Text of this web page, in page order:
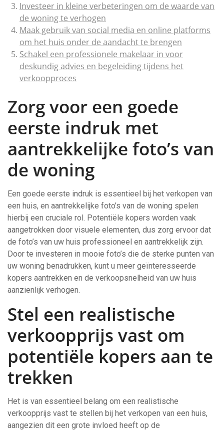
Investeer in kleine verbeteringen om de waarde van
de woning te verhogen
Maak gebruik van social media en online platforms
om het huis onder de aandacht te brengen
Schakel een professionele makelaar in voor
deskundig advies en begeleiding tijdens het
verkoopproces
Zorg voor een goede
eerste indruk met
aantrekkelijke foto’s van
de woning
Een goede eerste indruk is essentieel bij het verkopen van
een huis, en aantrekkelijke foto’s van de woning spelen
hierbij een cruciale rol. Potentiële kopers worden vaak
aangetrokken door visuele elementen, dus zorg ervoor dat
de foto’s van uw huis professioneel en aantrekkelijk zijn.
Door te investeren in mooie foto’s die de sterke punten van
uw woning benadrukken, kunt u meer geïnteresseerde
kopers aantrekken en de verkoopsnelheid van uw huis
aanzienlijk verhogen.
Stel een realistische
verkoopprijs vast om
potentiële kopers aan te
trekken
Het is van essentieel belang om een realistische
verkoopprijs vast te stellen bij het verkopen van een huis,
aangezien dit een grote invloed heeft op de